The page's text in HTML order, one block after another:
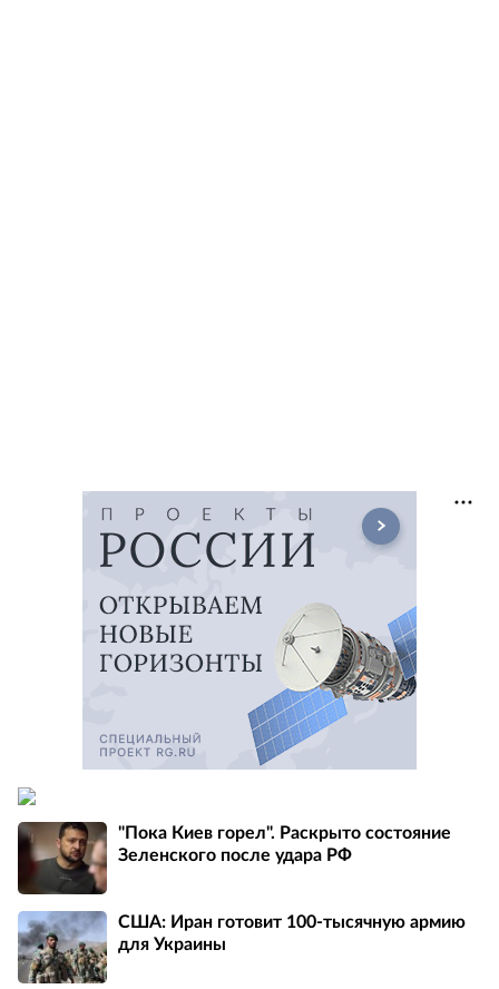
"Пока Киев горел". Раскрыто состояние
Зеленского после удара РФ
США: Иран готовит 100-тысячную армию
для Украины